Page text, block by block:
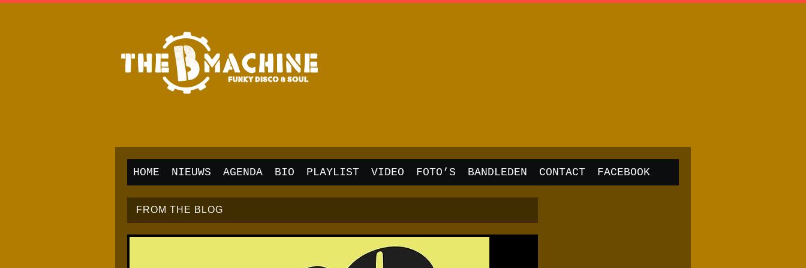
HOME NIEUWS AGENDA BIO PLAYLIST VIDEO FOTO’S BANDLEDEN CONTACT FACEBOOK
FROM THE BLOG